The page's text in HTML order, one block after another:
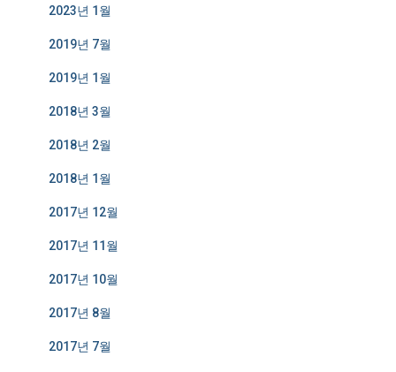
2023년 1월
2019년 7월
2019년 1월
2018년 3월
2018년 2월
2018년 1월
2017년 12월
2017년 11월
2017년 10월
2017년 8월
2017년 7월